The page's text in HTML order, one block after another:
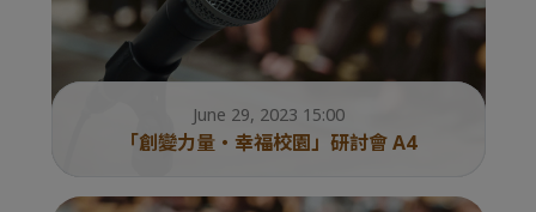
June 29, 2023 15:00
「創變力量・幸福校園」研討會 A4